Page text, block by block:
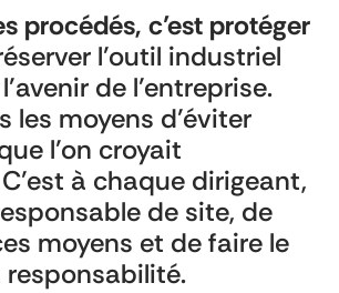
procédés, c’est protéger
l’outil industriel
de l’entreprise.
les moyens d’éviter
l’on croyait
à chaque dirigeant,
de site, de
moyens et de faire le
responsabilité.